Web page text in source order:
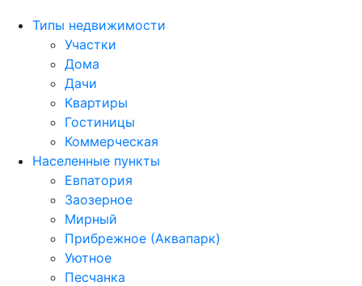
Типы недвижимости
Участки
Дома
Дачи
Квартиры
Гостиницы
Коммерческая
Населенные пункты
Евпатория
Заозерное
Мирный
Прибрежное (Аквапарк)
Уютное
Песчанка